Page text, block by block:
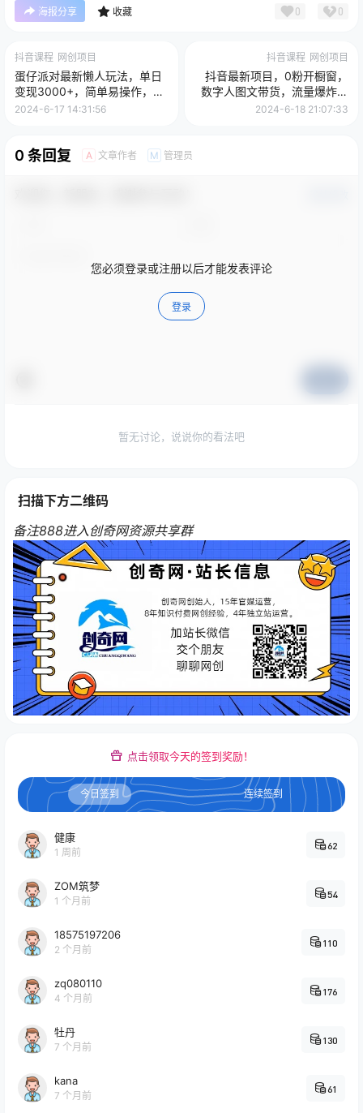
海报分享 收藏 0 0
抖音课程 网创项目
蛋仔派对最新懒人玩法，单日
变现3000+，简单易操作，小
白一样轻松上手
2024-6-17 14:31:56
抖音课程 网创项目
抖音最新项目，0粉开橱窗，
数字人图文带货，流量爆炸，
简单操作，日入1000
2024-6-18 21:07:33
0 条回复 A 文章作者 M 管理员
您必须登录或注册以后才能发表评论
登录
暂无讨论，说说你的看法吧
扫描下方二维码
备注888进入创奇网资源共享群
点击领取今天的签到奖励！
今日签到 连续签到
健康
1 周前
62
ZOM筑梦
1 个月前
54
18575197206
2 个月前
110
zq080110
4 个月前
176
牡丹
7 个月前
130
kana
7 个月前
61